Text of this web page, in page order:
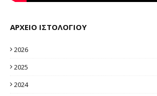
ΑΡΧΕΙΟ ΙΣΤΟΛΟΓΙΟΥ
2026
2025
2024